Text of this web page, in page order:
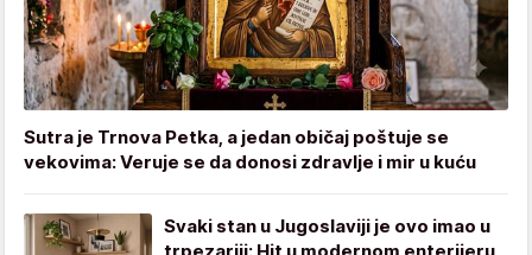
Sutra je Trnova Petka, a jedan običaj poštuje se
vekovima: Veruje se da donosi zdravlje i mir u kuću
Svaki stan u Jugoslaviji je ovo imao u